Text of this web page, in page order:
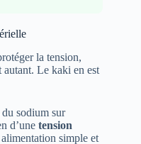
la tension,
autant. Le kaki en est
sodium sur
d’une tension
simple et